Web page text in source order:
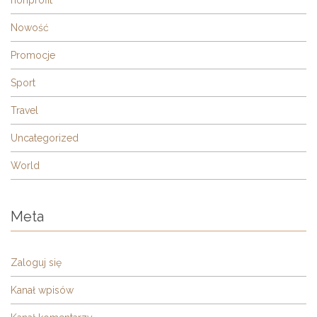
Nowość
Promocje
Sport
Travel
Uncategorized
World
Meta
Zaloguj się
Kanał wpisów